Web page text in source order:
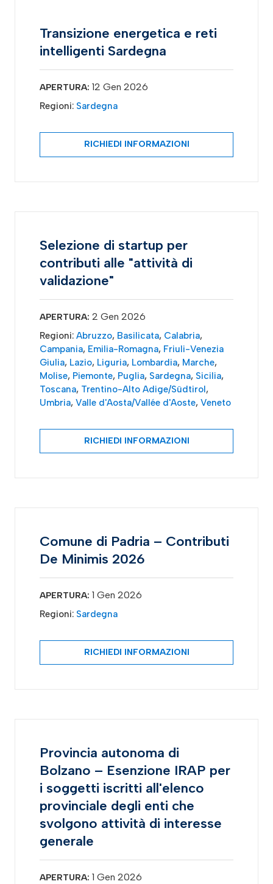
Transizione energetica e reti
intelligenti Sardegna
APERTURA: 12 Gen 2026
Regioni: Sardegna
RICHIEDI INFORMAZIONI
Selezione di startup per
contributi alle "attività di
validazione"
APERTURA: 2 Gen 2026
Regioni: Abruzzo, Basilicata, Calabria,
Campania, Emilia-Romagna, Friuli-Venezia
Giulia, Lazio, Liguria, Lombardia, Marche,
Molise, Piemonte, Puglia, Sardegna, Sicilia,
Toscana, Trentino-Alto Adige/Südtirol,
Umbria, Valle d'Aosta/Vallée d'Aoste, Veneto
RICHIEDI INFORMAZIONI
Comune di Padria – Contributi
De Minimis 2026
APERTURA: 1 Gen 2026
Regioni: Sardegna
RICHIEDI INFORMAZIONI
Provincia autonoma di
Bolzano – Esenzione IRAP per
i soggetti iscritti all'elenco
provinciale degli enti che
svolgono attività di interesse
generale
APERTURA: 1 Gen 2026